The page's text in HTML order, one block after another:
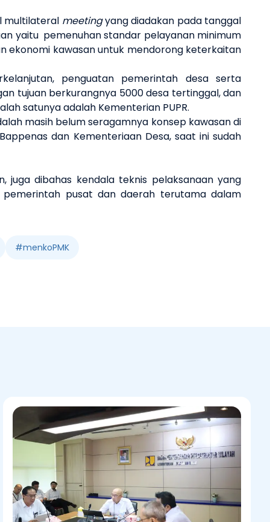
multilateral meetingyang diadakan pada tanggal
yaitu pemenuhan standar pelayanan minimum
ekonomi kawasan untuk mendorong keterkaitan
penguatan pemerintah desa serta
tujuan berkurangnya 5000desa tertinggal,dan
satunya adalah Kementerian PUPR.
masih belum seragamnya konsep kawasan di
dan Kementeriaan Desa, saat ini sudah
juga dibahas kendala teknis pelaksanaan yang
pusat dan daerah terutama dalam
#menkoPMK